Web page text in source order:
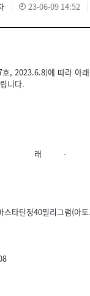
23-06-09 14:52
, 2023.6.8)에 따라 아
니다.
-
타틴정40밀리그램(아